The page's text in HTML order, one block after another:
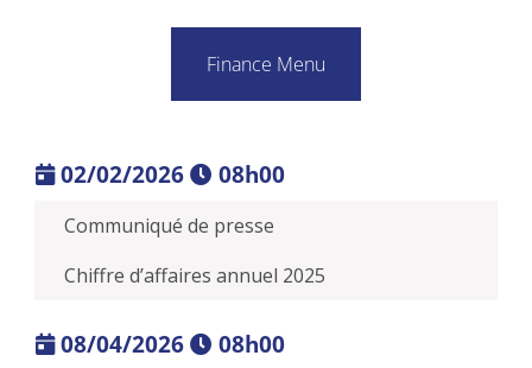
Finance Menu
02/02/2026 08h00
Communiqué de presse
Chiffre d’affaires annuel 2025
08/04/2026 08h00